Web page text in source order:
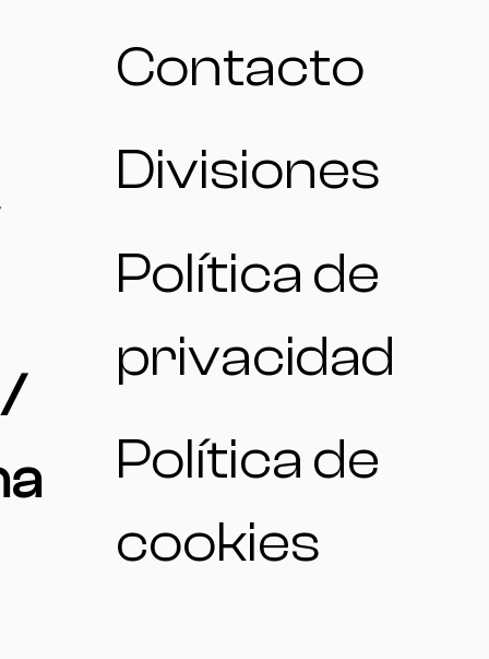
Contacto
Divisiones
Política de
privacidad
Política de
cookies